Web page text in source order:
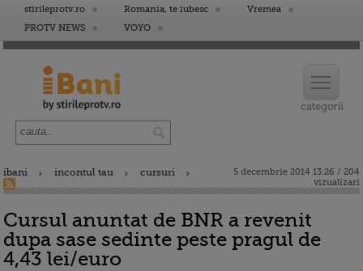
stirileprotv.ro Romania, te iubesc
Vremea
PROTV NEWS
VOYO
ibani incontul tau cursuri
5 decembrie 2014 13:26 / 204
vizualizari
Cursul anuntat de BNR a revenit
dupa sase sedinte peste pragul de
4,43 lei/euro